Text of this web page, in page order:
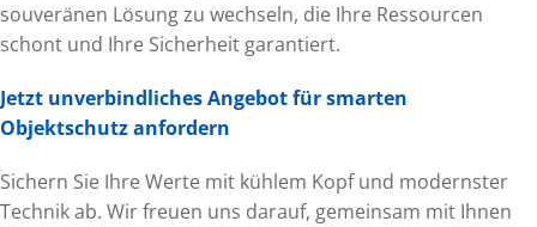
souveränen Lösung zu wechseln, die Ihre Ressourcen
schont und Ihre Sicherheit garantiert.
Jetzt unverbindliches Angebot für smarten
Objektschutz anfordern
Sichern Sie Ihre Werte mit kühlem Kopf und modernster
Technik ab. Wir freuen uns darauf, gemeinsam mit Ihnen